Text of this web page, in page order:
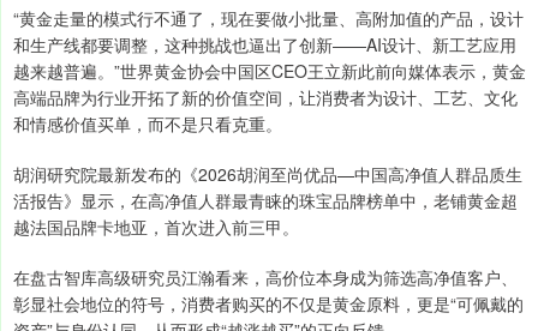
“黄金走量的模式行不通了，现在要做小批量、高附加值的产品，设计
和生产线都要调整，这种挑战也逼出了创新——AI设计、新工艺应用
越来越普遍。”世界黄金协会中国区CEO王立新此前向媒体表示，黄金
高端品牌为行业开拓了新的价值空间，让消费者为设计、工艺、文化
和情感价值买单，而不是只看克重。
胡润研究院最新发布的《2026胡润至尚优品—中国高净值人群品质生
活报告》显示，在高净值人群最青睐的珠宝品牌榜单中，老铺黄金超
越法国品牌卡地亚，首次进入前三甲。
在盘古智库高级研究员江瀚看来，高价位本身成为筛选高净值客户、
彰显社会地位的符号，消费者购买的不仅是黄金原料，更是“可佩戴的